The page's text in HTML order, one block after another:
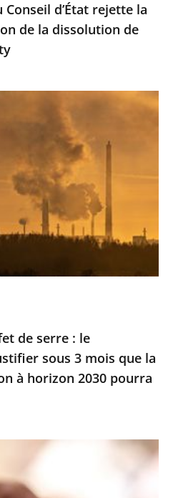
d’État rejette la
de la dissolution de
de serre : le
sous 3 mois que la
à horizon 2030 pourra